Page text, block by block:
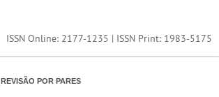
ISSN Online: 2177-1235 | ISSN Print: 1983-5175
REVISÃO POR PARES